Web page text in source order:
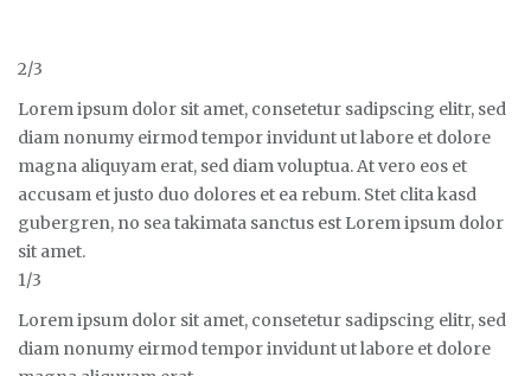
2/3
Lorem ipsum dolor sit amet, consetetur sadipscing elitr, sed
diam nonumy eirmod tempor invidunt ut labore et dolore
magna aliquyam erat, sed diam voluptua. At vero eos et
accusam et justo duo dolores et ea rebum. Stet clita kasd
gubergren, no sea takimata sanctus est Lorem ipsum dolor
sit amet.
1/3
Lorem ipsum dolor sit amet, consetetur sadipscing elitr, sed
diam nonumy eirmod tempor invidunt ut labore et dolore